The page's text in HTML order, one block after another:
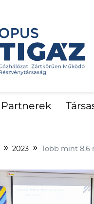
Partnerek
2023 Több mint 8,6